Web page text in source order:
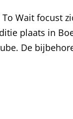
Wait focust
plaats in
De